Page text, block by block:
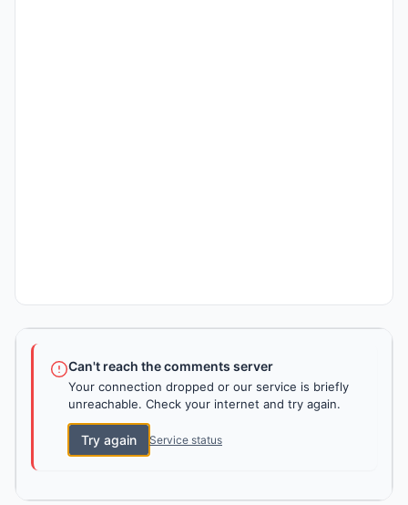
Can't reach the comments server
Your connection dropped or our service is briefly
unreachable. Check your internet and try again.
Try again Service status